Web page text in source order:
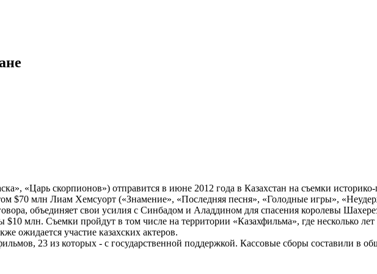
«Царь скорпионов») отправится в июне 2012 года в Казахстан на съемки
$70 млн Лиам Хемсуорт («Знамение», «Последняя песня», «Голодные игры»,
объединяет свои усилия с Синбадом и Аладдином для спасения королевы
млн. Съемки пройдут в том числе на территории «Казахфильма», где несколько
ожидается участие казахских актеров.
23 из которых - с государственной поддержкой. Кассовые сборы составили в